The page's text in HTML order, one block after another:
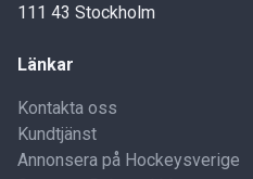
111 43 Stockholm
Länkar
Kontakta oss
Kundtjänst
Annonsera på Hockeysverige